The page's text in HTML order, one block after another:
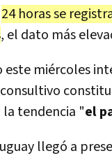
24 horas se
, el dato más
miércoles
la tendencia "el
llegó a